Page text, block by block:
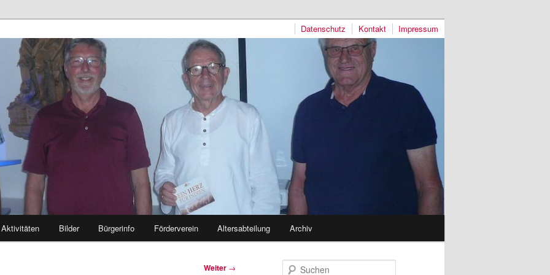
Impressum
Kontakt
Datenschutz
Mutlangen
Aktivitäten Bilder Bürgerinfo Förderverein Altersabteilung Archiv
Weiter →